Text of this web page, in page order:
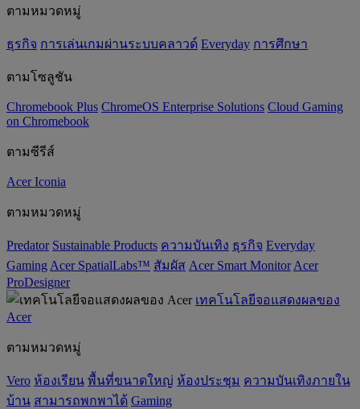
ตามหมวดหมู่
ธุรกิจ การเล่นเกมผ่านระบบคลาวด์ Everyday การศึกษา
ตามโซลูชัน
Chromebook Plus ChromeOS Enterprise Solutions Cloud Gaming
on Chromebook
ตามซีรีส์
Acer Iconia
ตามหมวดหมู่
Predator ‌Sustainable Products ความบันเทิง ธุรกิจ Everyday
Gaming Acer SpatialLabs™ สัมผัส Acer Smart Monitor Acer
ProDesigner
เทคโนโลยีจอแสดงผลของ
Acer
ตามหมวดหมู่
Vero ห้องเรียน พื้นที่ขนาดใหญ่ ห้องประชุม ความบันเทิงภายใน
บ้าน สามารถพกพาได้ Gaming